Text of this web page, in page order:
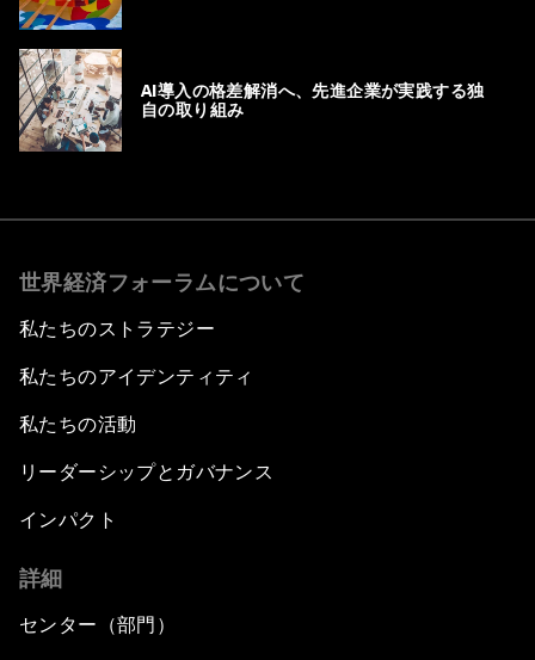
AI導入の格差解消へ、先進企業が実践する独
自の取り組み
世界経済フォーラムについて
私たちのストラテジー
私たちのアイデンティティ
私たちの活動
リーダーシップとガバナンス
インパクト
詳細
センター（部門）